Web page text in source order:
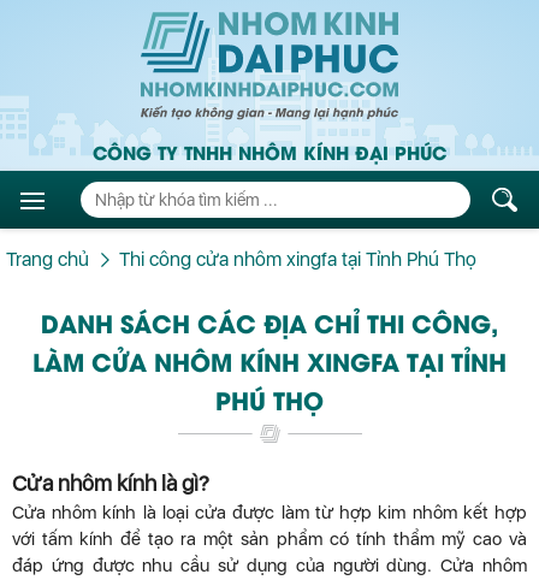
CÔNG TY TNHH NHÔM KÍNH ĐẠI PHÚC
Trang chủ Thi công cửa nhôm xingfa tại Tỉnh Phú Thọ
DANH SÁCH CÁC ĐỊA CHỈ THI CÔNG,
LÀM CỬA NHÔM KÍNH XINGFA TẠI TỈNH
PHÚ THỌ
Cửa nhôm kính là gì?
Cửa nhôm kính là loại cửa được làm từ hợp kim nhôm kết hợp
với tấm kính để tạo ra một sản phẩm có tính thẩm mỹ cao và
đáp ứng được nhu cầu sử dụng của người dùng. Cửa nhôm